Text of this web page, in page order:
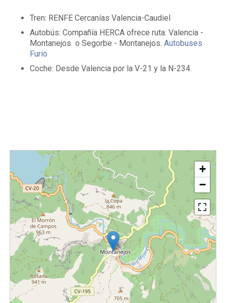
Tren: RENFE Cercanías Valencia-Caudiel
Autobús: Compañía HERCA ofrece ruta: Valencia -
Montanejos o Segorbe - Montanejos.Autobuses
Furio
Coche: Desde Valencia por la V-21 y la N-234.
+
−